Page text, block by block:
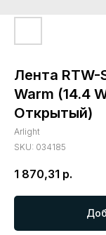
Лента RTW-
Warm (14.4
Открытый)
Arlight
SKU: 034185
1 870,31 р.